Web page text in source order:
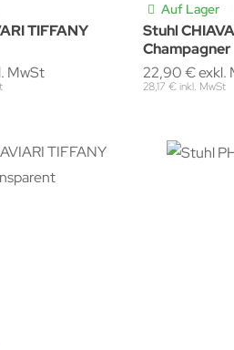
TIFFANY
MwSt
Auf Lager
Stuhl
Champagner
22,90 € exkl.
28,17 € inkl. MwSt